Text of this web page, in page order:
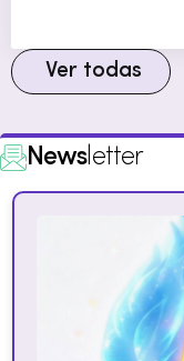
Ver todas
Newsletter